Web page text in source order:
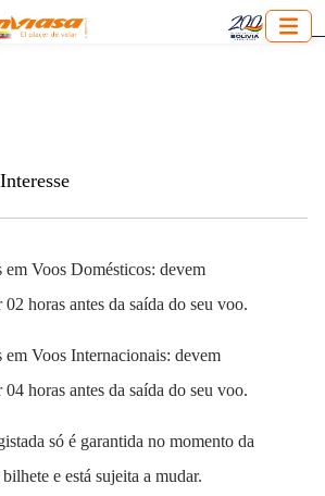
em Voos Domésticos: devem
02 horas antes da saída do seu voo.
em Voos Internacionais: devem
04 horas antes da saída do seu voo.
só é garantida no momento da
e está sujeita a mudar.